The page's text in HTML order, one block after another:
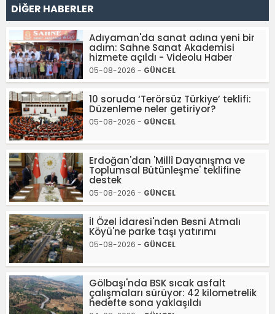
DİĞER HABERLER
Adıyaman'da sanat adına yeni bir
adım: Sahne Sanat Akademisi
hizmete açıldı - Videolu Haber
05-08-2026 - GÜNCEL
10 soruda ‘Terörsüz Türkiye’ teklifi:
Düzenleme neler getiriyor?
05-08-2026 - GÜNCEL
Erdoğan'dan 'Millî Dayanışma ve
Toplumsal Bütünleşme' teklifine
destek
05-08-2026 - GÜNCEL
İl Özel İdaresi'nden Besni Atmalı
Köyü'ne parke taşı yatırımı
05-08-2026 - GÜNCEL
Gölbaşı'nda BSK sıcak asfalt
çalışmaları sürüyor: 42 kilometrelik
hedefte sona yaklaşıldı